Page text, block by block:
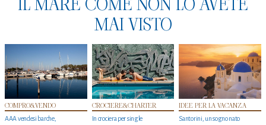
MAI VISTO
COMPRO&VENDO
AAA vendesi barche,
CROCIERE&CHARTER
In crociera per single
IDEE PER LA VACANZA
Santorini, un sogno nato